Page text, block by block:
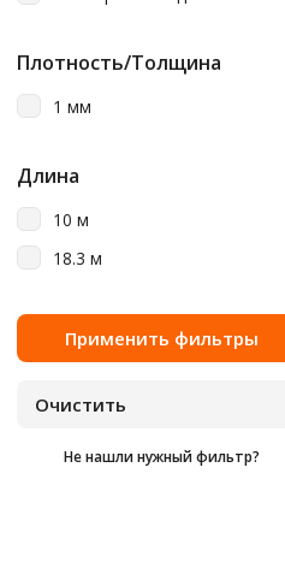
Плотность/Толщина
1 мм
Длина
10 м
18.3 м
Не нашли нужный фильтр?